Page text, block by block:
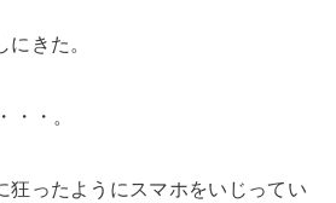
きた。
・・。
狂ったようにスマホをいじってい